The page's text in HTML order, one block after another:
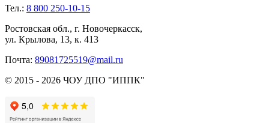
Тел.: 8 800 250-10-15
Ростовская обл., г. Новочеркасск,
ул. Крылова, 13, к. 413
Почта: 89081725519@mail.ru
© 2015 - 2026 ЧОУ ДПО "ИППК"